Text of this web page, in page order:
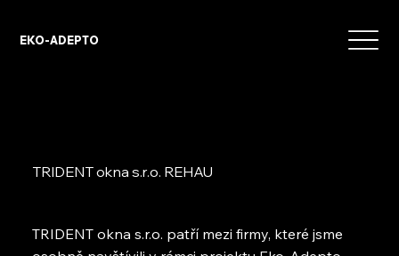
EKO-ADEPTO
TRIDENT okna s.r.o. REHAU
TRIDENT okna s.r.o. patří mezi firmy, které jsme